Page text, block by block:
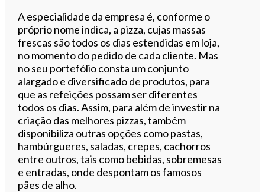
A especialidade da empresa é, conforme o
próprio nome indica, a pizza, cujas massas
frescas são todos os dias estendidas em loja,
no momento do pedido de cada cliente. Mas
no seu portefólio consta um conjunto
alargado e diversificado de produtos, para
que as refeições possam ser diferentes
todos os dias. Assim, para além de investir na
criação das melhores pizzas, também
disponibiliza outras opções como pastas,
hambúrgueres, saladas, crepes, cachorros
entre outros, tais como bebidas, sobremesas
e entradas, onde despontam os famosos
pães de alho.